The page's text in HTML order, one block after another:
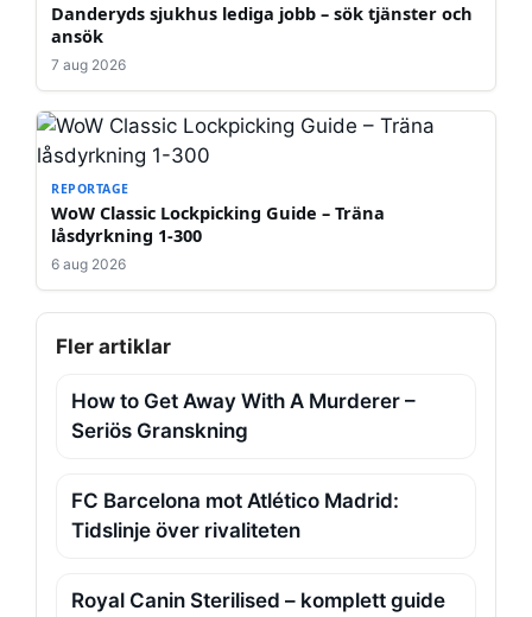
Danderyds sjukhus lediga jobb – sök tjänster och
ansök
7 aug 2026
REPORTAGE
WoW Classic Lockpicking Guide – Träna
låsdyrkning 1-300
6 aug 2026
Fler artiklar
How to Get Away With A Murderer –
Seriös Granskning
FC Barcelona mot Atlético Madrid:
Tidslinje över rivaliteten
Royal Canin Sterilised – komplett guide